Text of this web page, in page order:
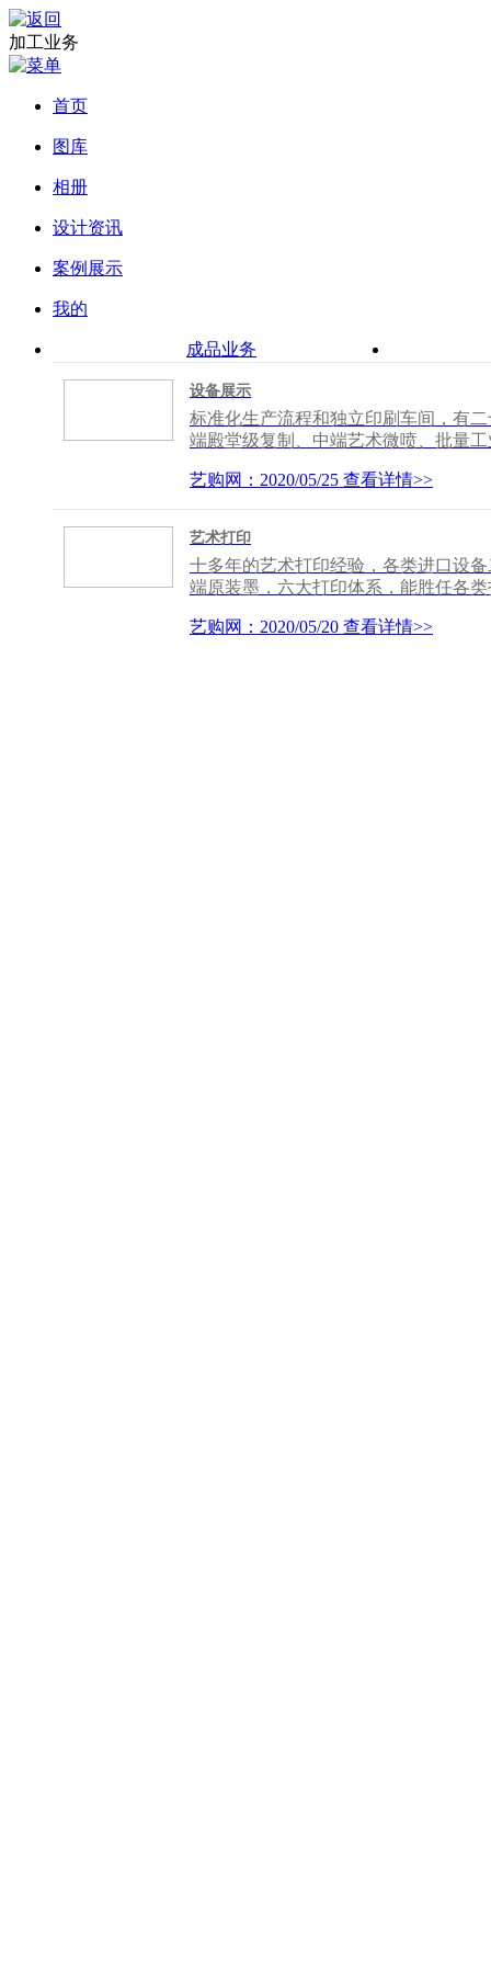
加工业务
首页
图库
相册
设计资讯
案例展示
我的
成品业务
设备展示
标准化生产流程和独立印刷车间，有
端殿堂级复制、中端艺术微喷、批量
率满足多种应用需求；真正实现影像“
艺购网：2020/05/25 查看详情>>
艺术打印
十多年的艺术打印经验，各类进口设
端原装墨，六大打印体系，能胜任各
艺购网：2020/05/20 查看详情>>